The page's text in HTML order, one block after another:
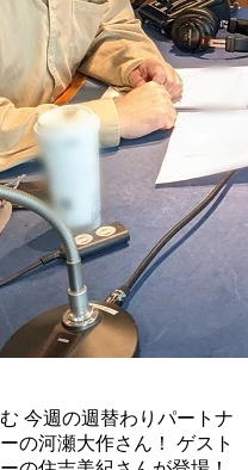
今週の週替わりパートナ
の河瀬大作さん！ ゲスト